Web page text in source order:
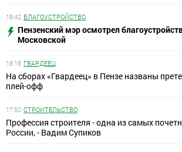
18:42 БЛАГОУСТРОЙСТВО
Пензенский мэр осмотрел
Московской
18:18 ГВАРДЕЕЦ
На сборах «Гвардеец» в Пензе названы
плей-офф
17:50 СТРОИТЕЛЬСТВО
Профессия строителя - одна из самых
России, - Вадим Супиков